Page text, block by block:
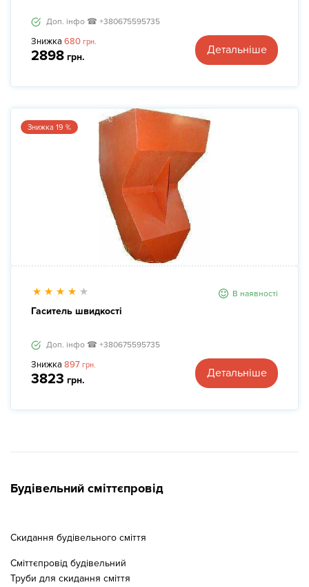
Доп. інфо ☎ +380675595735
Знижка 680 грн.
2898 грн.
Детальніше
Знижка 19 %
В наявності
Гаситель швидкості
Доп. інфо ☎ +380675595735
Знижка 897 грн.
3823 грн.
Детальніше
Будівельний сміттєпровід
Скидання будівельного сміття
Сміттєпровід будівельний
Труби для скидання сміття